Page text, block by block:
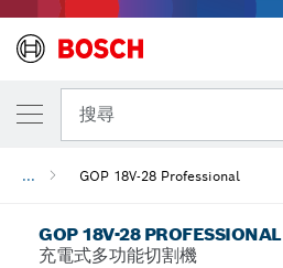
搜尋
... GOP 18V-28 Professional
GOP 18V-28 PROFESSIONAL
充電式多功能切割機